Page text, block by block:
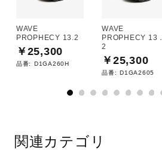
WAVE
PROPHECY 13.2
￥25,300
品番: D1GA260H
WAVE
PROPHECY 13．
2
￥25,300
品番: D1GA2605
関連カテゴリ